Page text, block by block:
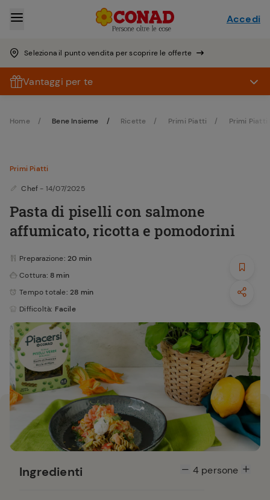
Seleziona il punto vendita per scoprire le offerte
Accedi
Vantaggi per te
Home Bene Insieme Ricette Primi Piatti Primi Piatti
Primi Piatti
Chef - 14/07/2025
Pasta di piselli con salmone
affumicato, ricotta e pomodorini
Preparazione: 20 min
Cottura: 8 min
Tempo totale: 28 min
Difficoltà: Facile
Ingredienti 4persone